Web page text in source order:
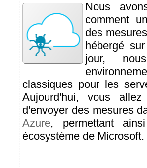
Nous
comment
des
hébergé
jour,
classiques pour les
Aujourd'hui, vous
d'envoyer des mesures
Azure, permettant
écosystème de Microsoft.